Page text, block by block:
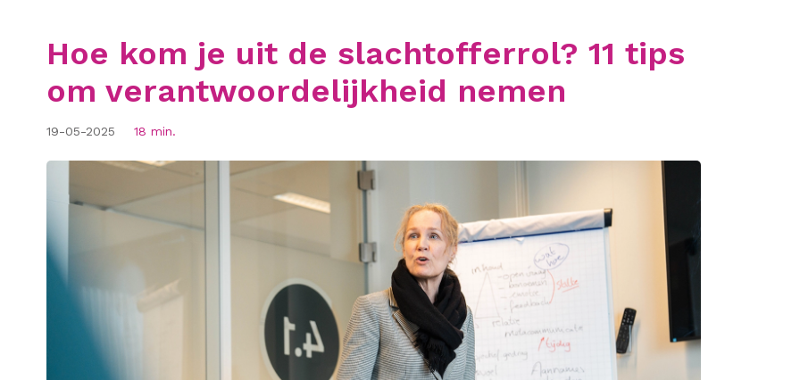
Hoe kom je uit de slachtofferrol? 11 tips
om verantwoordelijkheid nemen
19-05-2025 18 min.